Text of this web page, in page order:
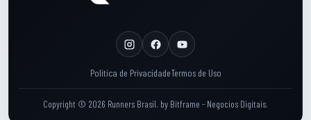
Rodape: Links legais
Politica de PrivacidadeTermos de Uso
Copyright © 2026 Runners Brasil. by Bitframe - Negocios Digitais.